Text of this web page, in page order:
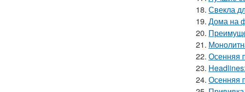
18. Свекла
19. Дома на
20.
21.
22. Осенняя
23. Headlines:
24. Осенняя